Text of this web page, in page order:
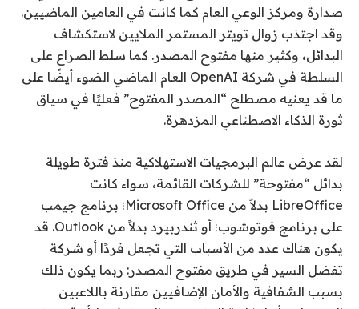
صدارة ومركز الوعي العام كما كانت في العامين الماضيين.
وقد اجتذب زوال تويتر المستمر الملايين لاستكشاف
البدائل، وكثير منها مفتوح المصدر. كما سلط الصراع على
السلطة في شركة OpenAI العام الماضي الضوء أيضًا على
ما قد يعنيه مصطلح “المصدر المفتوح” فعليًا في سياق
ثورة الذكاء الاصطناعي المزدهرة.
لقد عرض عالم البرمجيات الاستهلاكية منذ فترة طويلة
بدائل “مفتوحة” للشركات القائمة، سواء كانت
LibreOffice بدلاً من Microsoft Office؛ برنامج جيمب
على برنامج فوتوشوب؛ أو ثندربيرد بدلاً من Outlook. قد
يكون هناك عدد من الأسباب التي تجعل فردًا أو شركة
تفضل السير في طريق مفتوح المصدر: ربما يكون ذلك
بسبب الشفافية والأمان الإضافيين مقارنة باللاعبين